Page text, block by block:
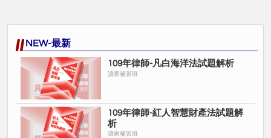
NEW-最新
109年律師-凡白海洋法試題解析
讀家補習班
109年律師-紅人智慧財產法試題解
析
讀家補習班